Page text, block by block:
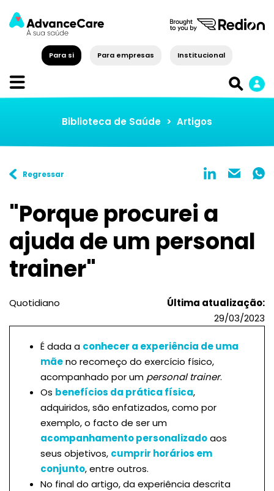
Para si Para empresas Institucional
Biblioteca de Saúde > Artigos
Regressar
"Porque procurei a
ajuda de um personal
trainer"
Quotidiano
Última atualização:
29/03/2023
É dada a conhecer a experiência de uma
mãeno recomeço do exercício físico,
acompanhado por um personal trainer.
Os benefícios da prática física,
adquiridos, são enfatizados, como por
exemplo, o facto de ser um
acompanhamento personalizadoaos
seus objetivos, cumprir horários em
conjunto, entre outros.
No final do artigo, da experiência descrita